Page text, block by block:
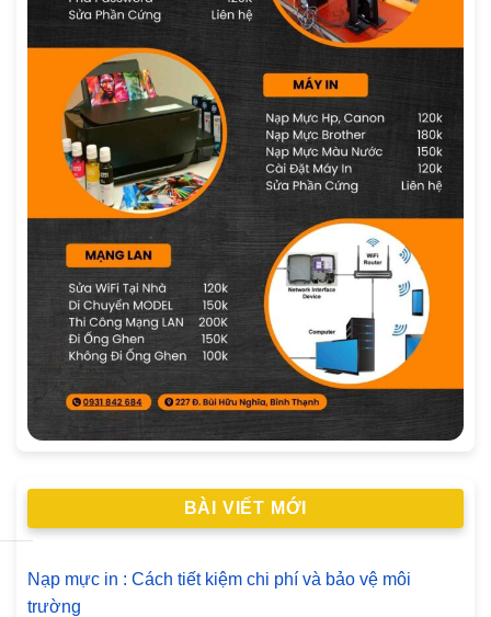
BÀI VIẾT MỚI
Nạp mực in : Cách tiết kiệm chi phí và bảo vệ môi
trường